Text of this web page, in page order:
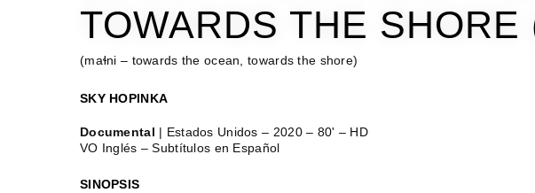
TOWARDS THE SHORE
(maɬni – towards the ocean, towards the shore)
SKY HOPINKA
Documental | Estados Unidos – 2020 – 80' – HD
VO Inglés – Subtítulos en Español
SINOPSIS